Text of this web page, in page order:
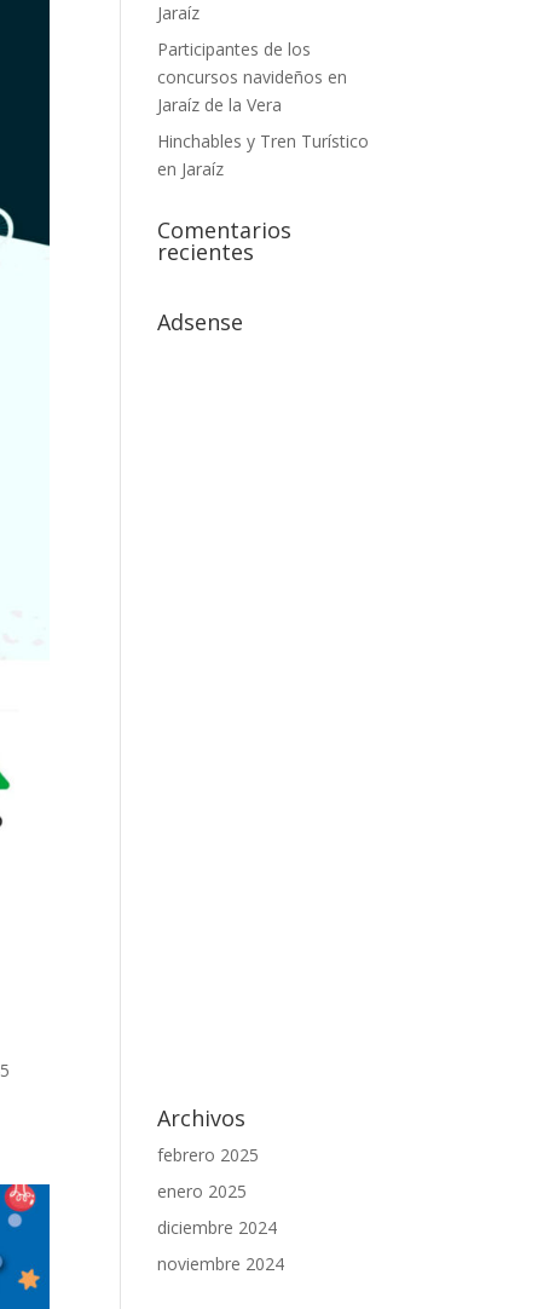
Jaraíz
Participantes de los
concursos navideños en
Jaraíz de la Vera
Hinchables y Tren Turístico
en Jaraíz
Comentarios
recientes
Adsense
Archivos
febrero 2025
enero 2025
diciembre 2024
noviembre 2024